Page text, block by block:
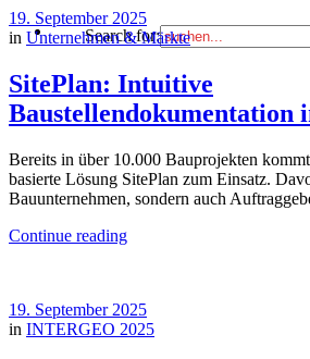
Search for:
19. September 2025
in Unternehmen & Märkte
SitePlan: Intuitive
Baustellendokumentation
Bereits in über 10.000 Bauprojekten
basierte Lösung SitePlan zum Einsatz.
Bauunternehmen, sondern auch
Continue reading
19. September 2025
in INTERGEO 2025